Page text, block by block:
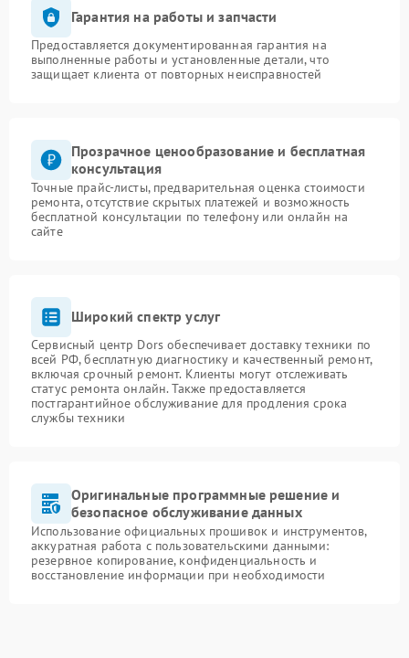
Гарантия на работы и запчасти
Предоставляется документированная гарантия на
выполненные работы и установленные детали, что
защищает клиента от повторных неисправностей
Прозрачное ценообразование и бесплатная
консультация
Точные прайс-листы, предварительная оценка стоимости
ремонта, отсутствие скрытых платежей и возможность
бесплатной консультации по телефону или онлайн на
сайте
Широкий спектр услуг
Сервисный центр Dors обеспечивает доставку техники по
всей РФ, бесплатную диагностику и качественный ремонт,
включая срочный ремонт. Клиенты могут отслеживать
статус ремонта онлайн. Также предоставляется
постгарантийное обслуживание для продления срока
службы техники
Оригинальные программные решение и
безопасное обслуживание данных
Использование официальных прошивок и инструментов,
аккуратная работа с пользовательскими данными:
резервное копирование, конфиденциальность и
восстановление информации при необходимости